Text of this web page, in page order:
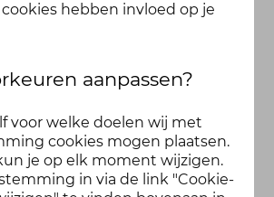
Hier opnieuw instellen.
hebben invloed op je
aanpassen?
voor welke doelen wij met
cookies mogen plaatsen.
je op elk moment wijzigen.
in via de link "Cookie-